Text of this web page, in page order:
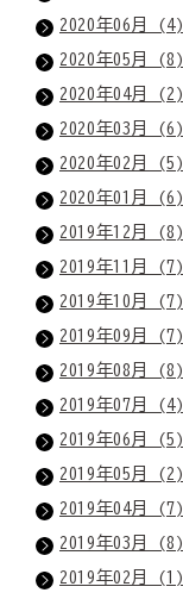
2020年06月 (4)
2020年05月 (8)
2020年04月 (2)
2020年03月 (6)
2020年02月 (5)
2020年01月 (6)
2019年12月 (8)
2019年11月 (7)
2019年10月 (7)
2019年09月 (7)
2019年08月 (8)
2019年07月 (4)
2019年06月 (5)
2019年05月 (2)
2019年04月 (7)
2019年03月 (8)
2019年02月 (1)